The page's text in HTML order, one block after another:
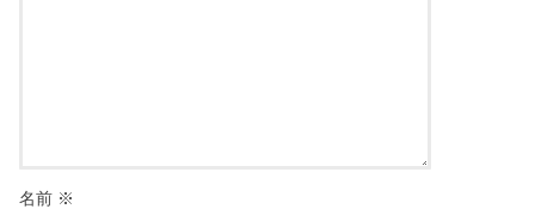
名前 ※